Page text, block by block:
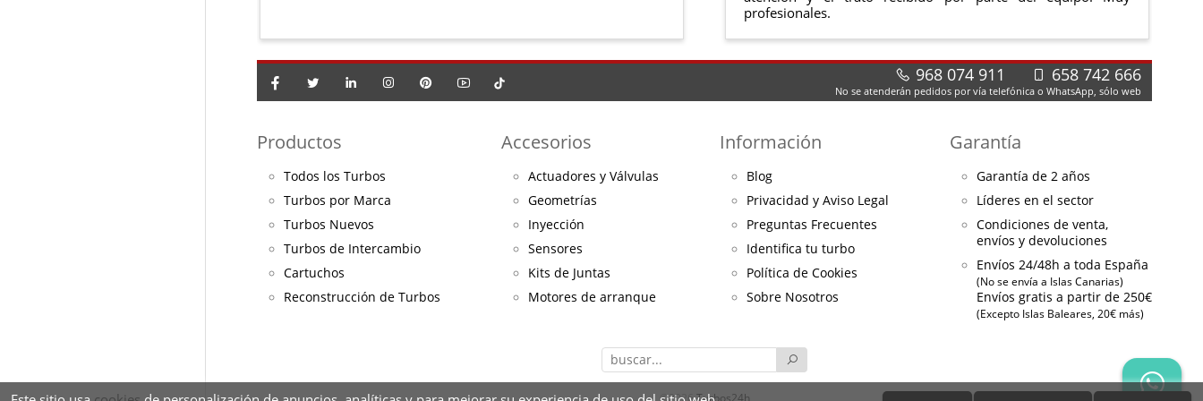
profesionales.
968 074 911 658 742 666
No se atenderán pedidos por vía telefónica o WhatsApp, sólo web
Productos
Todos los Turbos
Turbos por Marca
Turbos Nuevos
Turbos de Intercambio
Cartuchos
Reconstrucción de Turbos
Accesorios
Actuadores y Válvulas
Geometrías
Inyección
Sensores
Kits de Juntas
Motores de arranque
Información
Blog
Privacidad y Aviso Legal
Preguntas Frecuentes
Identifica tu turbo
Política de Cookies
Sobre Nosotros
Garantía
Garantía de 2 años
Líderes en el sector
Condiciones de venta,
envíos y devoluciones
Envíos 24/48h a toda España
(No se envía a Islas Canarias)
Envíos gratis a partir de 250€
(Excepto Islas Baleares, 20€ más)